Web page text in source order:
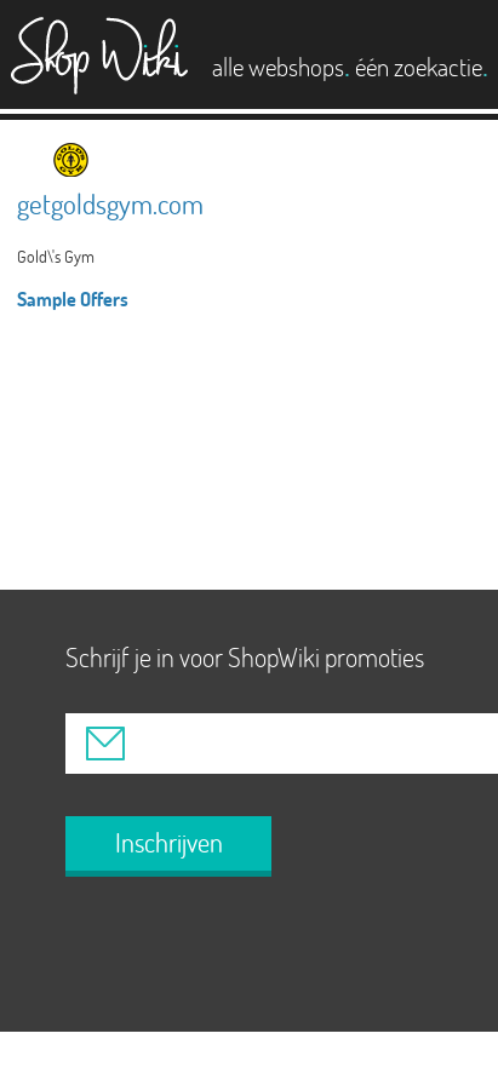
alle webshops. één zoekactie.
getgoldsgym.com
Gold\'s Gym
Sample Offers
Schrijf je in voor ShopWiki promoties
Inschrijven